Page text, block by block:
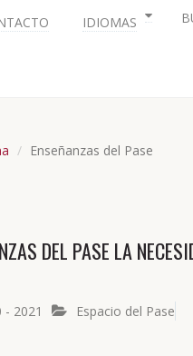
IDIOMAS
Enseñanzas del Pase
DEL PASE LA
- 2021 Espacio del Pase